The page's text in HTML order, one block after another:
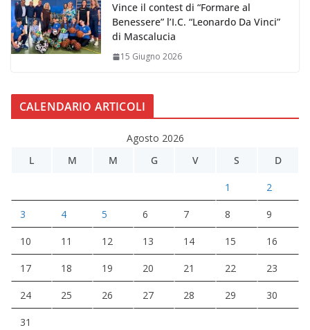
Vince il contest di “Formare al
Benessere” l’I.C. “Leonardo Da Vinci”
di Mascalucia
15 Giugno 2026
CALENDARIO ARTICOLI
Agosto 2026
L
M M G V S D
1 2
3 4 5 6 7 8 9
10 11 12 13 14 15 16
17 18 19 20 21 22 23
24 25 26 27 28 29 30
31